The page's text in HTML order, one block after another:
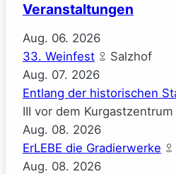
Veranstaltungen
Aug. 06. 2026
33. Weinfest
Salzhof
Aug. 07. 2026
Entlang der historischen
III vor dem Kurgastzentrum
Aug. 08. 2026
ErLEBE die Gradierwerke
Aug. 08. 2026